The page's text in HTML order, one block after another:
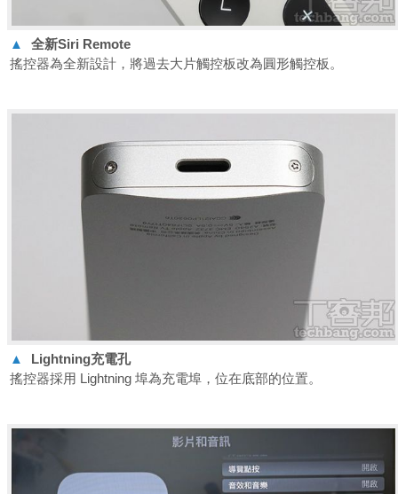
▲
全新Siri Remote
搖控器為全新設計，將過去大片觸控板改為圓形觸控板。
▲ Lightning充電孔
搖控器採用 Lightning 埠為充電埠，位在底部的位置。